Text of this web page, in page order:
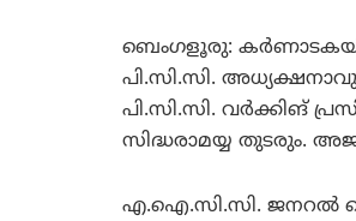
ബെംഗളൂരു:
പി.സി.സി.
പി.സി.സി. വര്‍ക്കിങ്
സിദ്ധരാമയ്യ തുടരും.
എ.ഐ.സി.സി. ജനറല്‍